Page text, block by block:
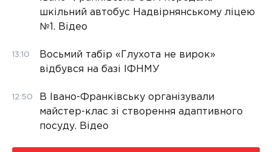
шкільний автобус Надвірнянському ліцею
№1. Відео
13:10
Восьмий табір «Глухота не вирок»
відбувся на базі ІФНМУ
12:50
В Івано-Франківську організували
майстер-клас зі створення адаптивного
посуду. Відео